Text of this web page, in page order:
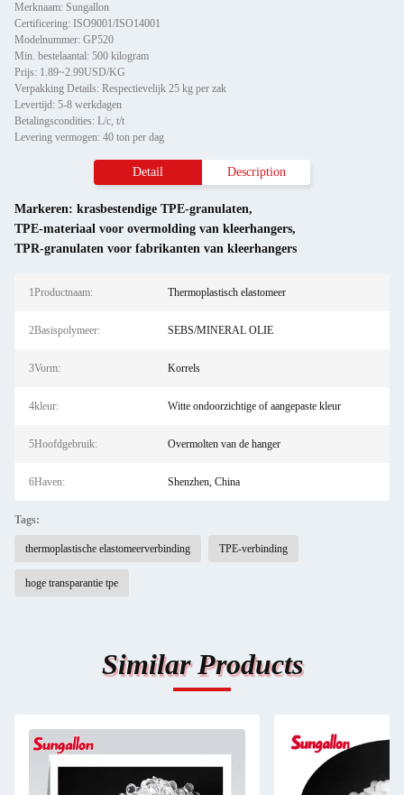
Merknaam: Sungallon
Certificering: ISO9001/ISO14001
Modelnummer: GP520
Min. bestelaantal: 500 kilogram
Prijs: 1.89~2.99USD/KG
Verpakking Details: Respectievelijk 25 kg per zak
Levertijd: 5-8 werkdagen
Betalingscondities: L/c, t/t
Levering vermogen: 40 ton per dag
Detail Description
Markeren: krasbestendige TPE-granulaten,
TPE-materiaal voor overmolding van kleerhangers,
TPR-granulaten voor fabrikanten van kleerhangers
1Productnaam: Thermoplastisch elastomeer
2Basispolymeer: SEBS/MINERAL OLIE
3Vorm: Korrels
4kleur: Witte ondoorzichtige of aangepaste kleur
5Hoofdgebruik: Overmolten van de hanger
6Haven: Shenzhen, China
Tags:
thermoplastische elastomeerverbinding TPE-verbinding
hoge transparantie tpe
Similar Products